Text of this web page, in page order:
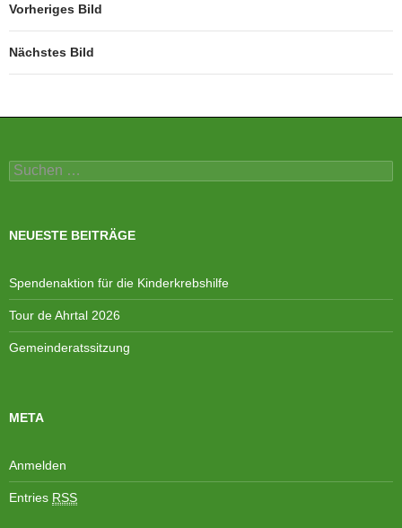
Vorheriges Bild
Nächstes Bild
Suchen
nach:
NEUESTE BEITRÄGE
Spendenaktion für die Kinderkrebshilfe
Tour de Ahrtal 2026
Gemeinderatssitzung
META
Anmelden
Entries RSS